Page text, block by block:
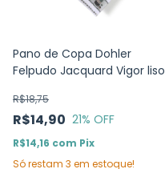
Pano de Copa Dohler
Felpudo Jacquard Vigor liso
-45cm x 70cm
R$14,90
R$18,75
21% OFF
R$14,16 com Pix
Só restam 3 em estoque!